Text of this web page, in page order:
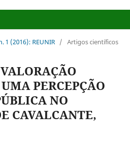
1 (2016): REUNIR / Artigos científicos
PERCEPÇÃO
NO
CAVALCANTE,